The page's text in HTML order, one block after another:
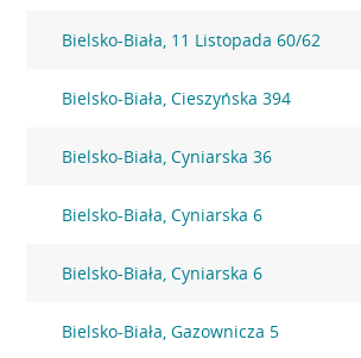
Bielsko-Biała, 11 Listopada 60/62
Bielsko-Biała, Cieszyńska 394
Bielsko-Biała, Cyniarska 36
Bielsko-Biała, Cyniarska 6
Bielsko-Biała, Cyniarska 6
Bielsko-Biała, Gazownicza 5